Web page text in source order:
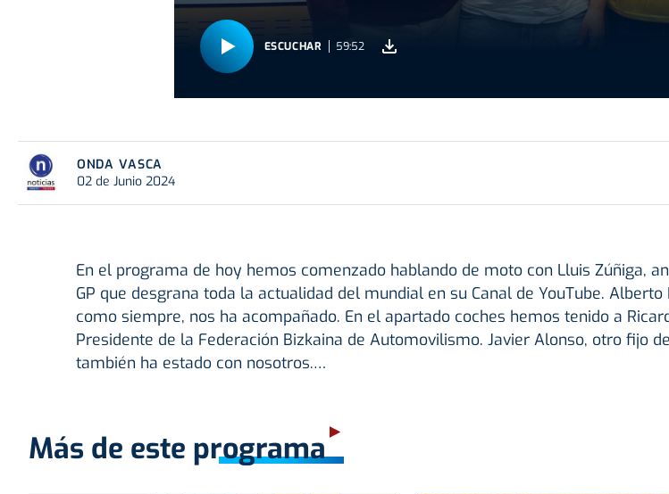
ESCUCHAR 59:52
ONDA VASCA
02 de Junio 2024
En el programa de hoy hemos comenzado hablando de moto con Lluis Zúñiga,
GP que desgrana toda la actualidad del mundial en su Canal de YouTube. Alberto
como siempre, nos ha acompañado. En el apartado coches hemos tenido a
Presidente de la Federación Bizkaina de Automovilismo. Javier Alonso, otro fijo
también ha estado con nosotros.…
Más de este programa